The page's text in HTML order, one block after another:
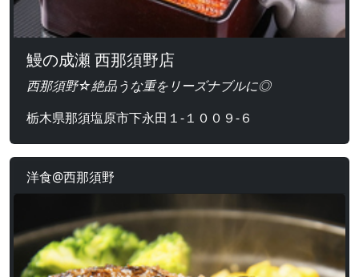
鰻の成瀬 西那須野店
西那須野☆絶品うな重をリーズナブルに◎
栃木県那須塩原市下永田１‐１００９-６
洋食@西那須野